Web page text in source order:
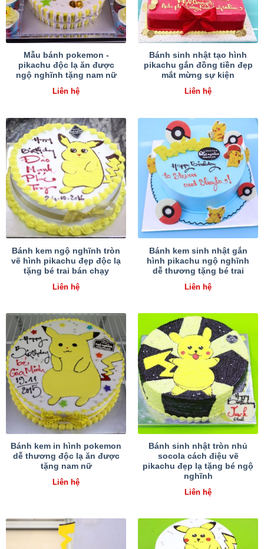
Mẫu bánh pokemon -
pikachu độc lạ ăn được
ngộ nghĩnh tặng nam nữ
Liên hệ
Bánh sinh nhật tạo hình
pikachu gắn đồng tiền đẹp
mắt mừng sự kiện
Liên hệ
Bánh kem ngộ nghĩnh tròn
vẽ hình pikachu đẹp độc lạ
tặng bé trai bán chạy
Liên hệ
Bánh kem sinh nhật gắn
hình pikachu ngộ nghĩnh
dễ thương tặng bé trai
Liên hệ
Bánh kem in hình pokemon
dễ thương độc lạ ăn được
tặng nam nữ
Liên hệ
Bánh sinh nhật tròn nhủ
socola cách điệu vẽ
pikachu đẹp lạ tặng bé ngộ
nghĩnh
Liên hệ